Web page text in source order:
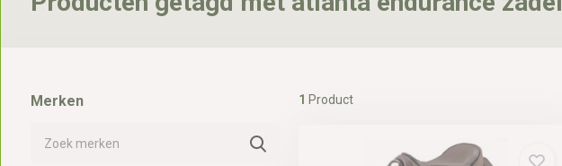
Merken 1 Product